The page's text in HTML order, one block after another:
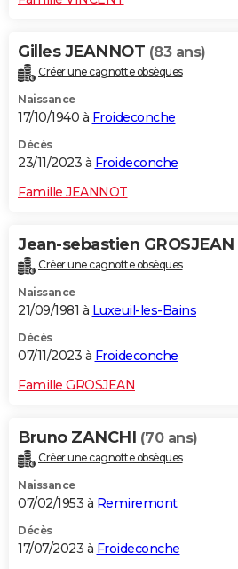
Gilles JEANNOT (83 ans)
Créer une cagnotte obsèques
Naissance
17/10/1940 à Froideconche
Décès
23/11/2023 à Froideconche
Famille JEANNOT
Jean-sebastien GROSJEAN
Créer une cagnotte obsèques
Naissance
21/09/1981 à Luxeuil-les-Bains
Décès
07/11/2023 à Froideconche
Famille GROSJEAN
Bruno ZANCHI (70 ans)
Créer une cagnotte obsèques
Naissance
07/02/1953 à Remiremont
Décès
17/07/2023 à Froideconche